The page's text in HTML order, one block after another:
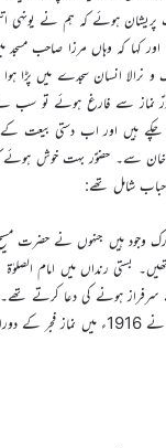
پریشان ہوئے کہ ہم نے
کہا کہ وہاں مرزا صاحب
انسان سجدے میں پڑا
سے فارغ ہوئے تو سب
ہیں اور اب دستی بیعت کے
سے۔ حضوؑر بہت خوش ہوئے کہ
شامل تھے:
ہیں جنہوں نے حضرت مسیح
بستی رنداں میں امام
سرفراز ہونے کی دعا کرتے